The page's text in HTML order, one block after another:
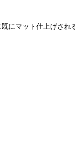
にマット仕上げされ